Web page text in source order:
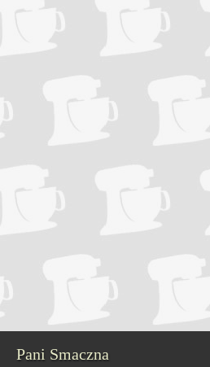
Pani Smaczna